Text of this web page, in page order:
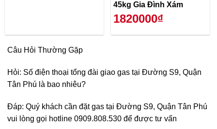
45kg Gia Đình Xám
1820000₫
Câu Hỏi Thường Gặp
Hỏi: Số điện thoại tổng đài giao gas tại Đường S9, Quận
Tân Phú là bao nhiêu?
Đáp: Quý khách cần đặt gas tại Đường S9, Quận Tân Phú
vui lòng gọi hotline 0909.808.530 để được tư vấn